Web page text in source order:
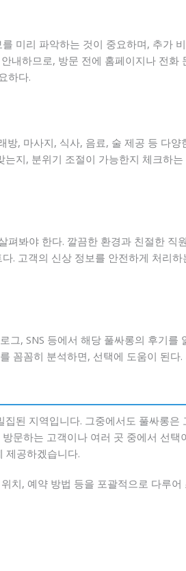
미리 파악하는 것이 중요하며, 추가
내하므로, 방문 전에 홈페이지나 전
하다.
, 마사지, 식사, 음료, 술 제공 등 다
지, 분위기 조절이 가능한지 체크하
봐야 한다. 깔끔한 환경과 친절한 직
. 고객의 신상 정보를 안전하게 처리
그, SNS 등에서 해당 풀싸롱의 후기
꼼꼼히 분석하면, 선택에 도움이 된다.
된 지역입니다. 그중에서도 풀싸롱
문하는 고객이나 여러 곳 중에서 선
제공하겠습니다.
치, 예약 방법 등을 포괄적으로 다루